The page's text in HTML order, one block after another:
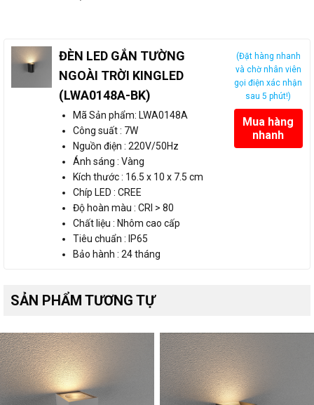
ĐÈN LED GẮN TƯỜNG
NGOÀI TRỜI KINGLED
(LWA0148A-BK)
Mã Sản phẩm: LWA0148A
Công suất : 7W
Nguồn điện : 220V/50Hz
Ánh sáng : Vàng
Kích thước : 16.5 x 10 x 7.5 cm
Chíp LED : CREE
Độ hoàn màu : CRI > 80
Chất liệu : Nhôm cao cấp
Tiêu chuẩn : IP65
Bảo hành : 24 tháng
(Đặt hàng nhanh
và chờ nhân viên
gọi điện xác nhận
sau 5 phút!)
Mua hàng
nhanh
SẢN PHẨM TƯƠNG TỰ